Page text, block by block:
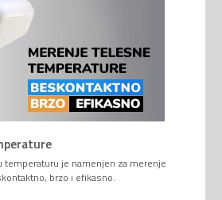
temperaturu je namenjen za merenje
brzo i efikasno.